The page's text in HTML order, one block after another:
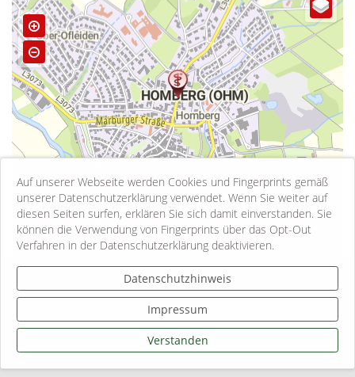
Auf unserer Webseite werden Cookies und Fingerprints gemäß
unserer Datenschutzerklärung verwendet. Wenn Sie weiter auf
diesen Seiten surfen, erklären Sie sich damit einverstanden. Sie
können die Verwendung von Fingerprints über das Opt-Out
Verfahren in der Datenschutzerklärung deaktivieren.
Datenschutzhinweis
Impressum
Verstanden
500 m
Impressum
Informationspflichten